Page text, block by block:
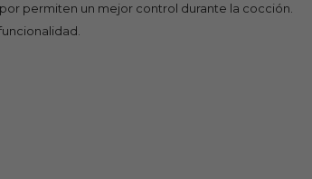
permiten un mejor control durante la cocción.